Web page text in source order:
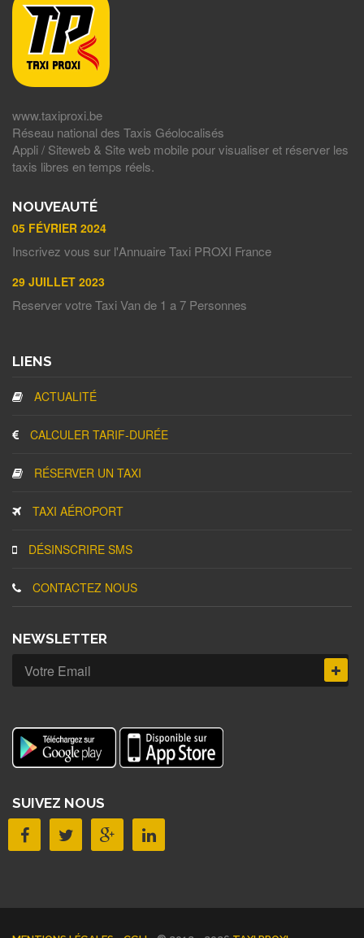
www.taxiproxi.be
Réseau national des Taxis Géolocalisés
Appli / Siteweb & Site web mobile pour visualiser et réserver les
taxis libres en temps réels.
NOUVEAUTÉ
05 FÉVRIER 2024
Inscrivez vous sur l'Annuaire Taxi PROXI France
29 JUILLET 2023
Reserver votre Taxi Van de 1 a 7 Personnes
LIENS
ACTUALITÉ
CALCULER TARIF-DURÉE
RÉSERVER UN TAXI
TAXI AÉROPORT
DÉSINSCRIRE SMS
CONTACTEZ NOUS
NEWSLETTER
SUIVEZ NOUS